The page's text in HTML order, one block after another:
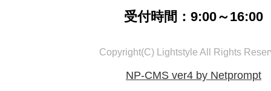
受付時間：9:00～16:00
Copyright(C) Lightstyle All Rights
NP-CMS ver4 by Netprompt